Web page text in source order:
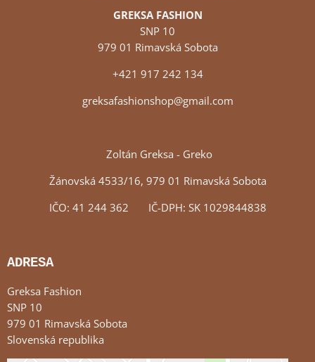
GREKSA FASHION
SNP 10
979 01 Rimavská Sobota
+421 917 242 134
greksafashionshop@gmail.com
Zoltán Greksa - Greko
Žánovská 4533/16, 979 01 Rimavská Sobota
IČO: 41 244 362 IČ-DPH: SK 1029844838
ADRESA
Greksa Fashion
SNP 10
979 01 Rimavská Sobota
Slovenská republika